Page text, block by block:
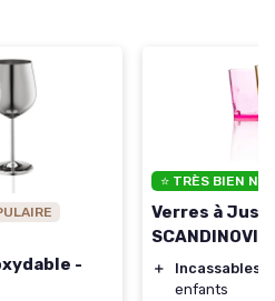
-
⭐ TRÈS BIEN
Verres à Jus
SCANDINOVIA
＋ Incassables
enfants